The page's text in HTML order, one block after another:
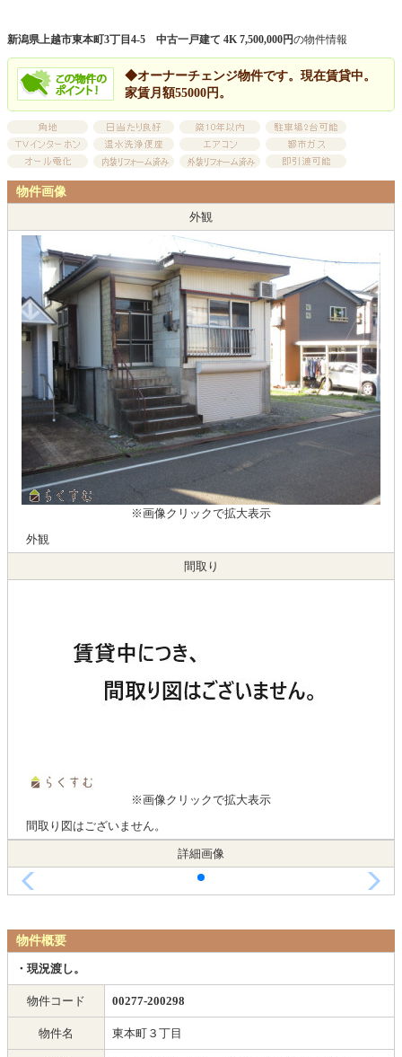
新潟県上越市東本町3丁目4-5 中古一戸建て 4K 7,500,000円の物件情報
◆オーナーチェンジ物件です。現在賃貸中。
家賃月額55000円。
物件画像
外観
間取り
※画像クリックで拡大表示
外観
※画像クリックで拡大表示
間取り図はございません。
詳細画像
物件概要
・現況渡し。
物件コード 00277-200298
物件名 東本町３丁目